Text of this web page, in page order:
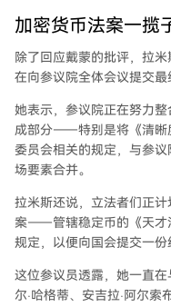
加密货币法案一揽
除了回应戴蒙的批评，拉米
在向参议院全体会议提交最
她表示，参议院正在努力
成部分——特别是将《清晰
委员会相关的规定，与参
场要素合并。
拉米斯还说，立法者们正
案——管辖稳定币的《天才
规定，以便向国会提交一份
这位参议员透露，她一直
尔·哈格蒂、安吉拉·阿尔索